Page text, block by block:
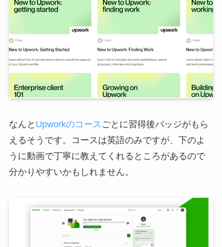
なんと Upworkのコース ごとに習得後バッジがもら
えるそうです。コースは英語のみですが、下のよ
うに動画で丁寧に教えてくれるところがあるので
分かりやすいかもしれません。